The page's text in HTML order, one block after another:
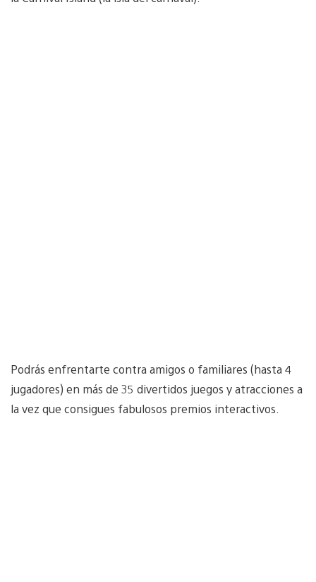
Podrás enfrentarte contra amigos o familiares (hasta 4
jugadores) en más de 35 divertidos juegos y atracciones a
la vez que consigues fabulosos premios interactivos.